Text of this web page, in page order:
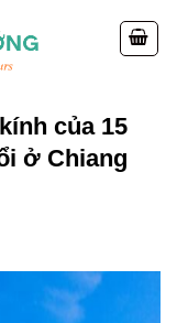
của 15
ở Chiang